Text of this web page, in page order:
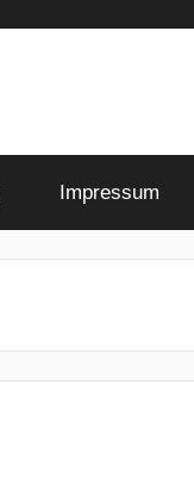
Impressum